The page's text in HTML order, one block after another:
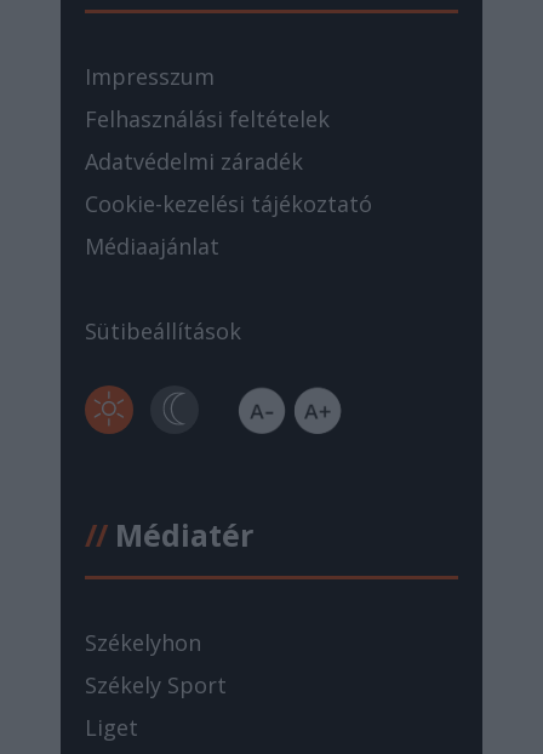
Impresszum
Felhasználási feltételek
Adatvédelmi záradék
Cookie-kezelési tájékoztató
Médiaajánlat
Sütibeállítások
//Médiatér
Székelyhon
Székely Sport
Liget